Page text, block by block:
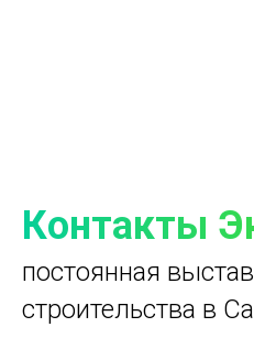
Контакты
постоянная
строительства в